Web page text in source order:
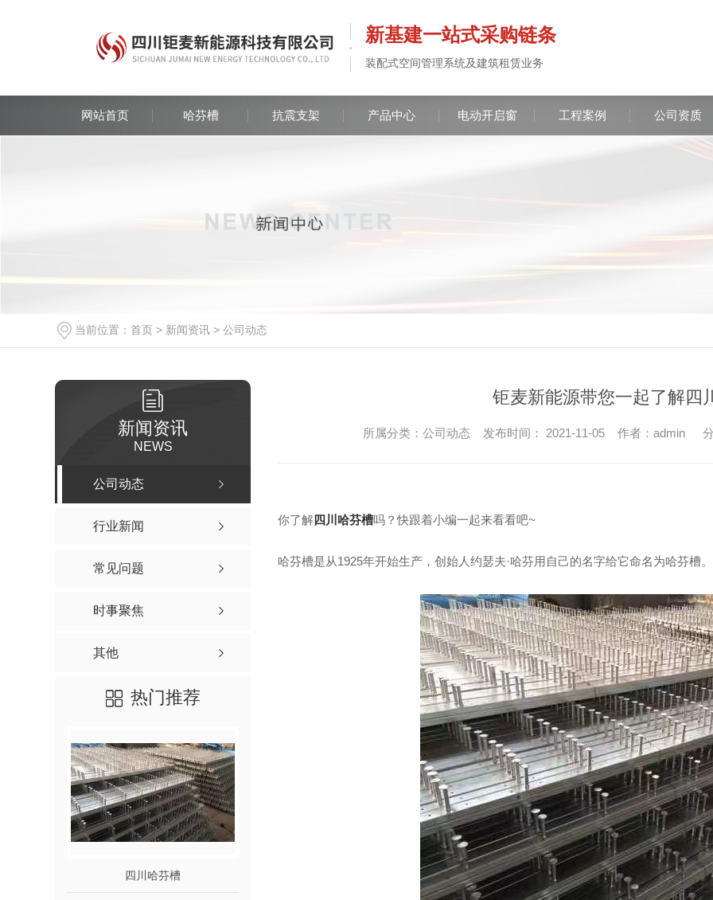
新基建一站式采购链条
装配式空间管理系统及建筑租赁业务
网站首页 哈芬槽 抗震支架 产品中心 电动开启窗 工程案例 公司资质
当前位置： 首页 > 新闻资讯 > 公司动态
新闻资讯
NEWS
公司动态
行业新闻
常见问题
时事聚焦
其他
热门推荐
四川哈芬槽 四川预埋槽道
钜麦新能源带您一起了解四
所属分类：公司动态 发布时间： 2021-11-05 作者：admin
你了解四川哈芬槽吗？快跟着小编一起来看看吧~
哈芬槽是从1925年开始生产，创始人约瑟夫·哈芬用自己的名字给它命名为哈芬槽。